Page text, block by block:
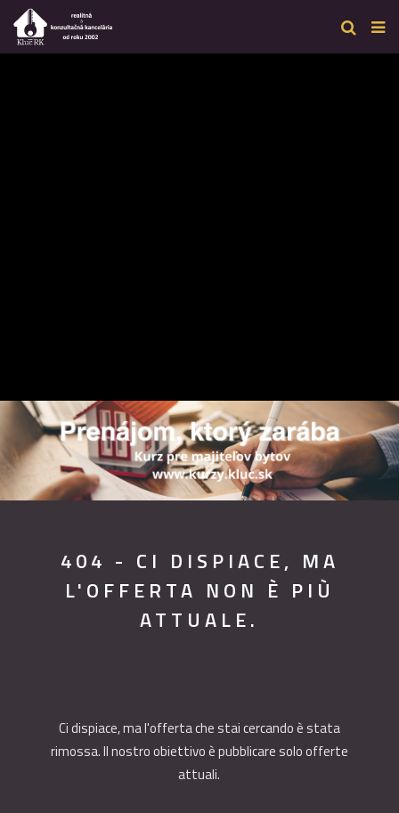
404 - CI DISPIACE, MA
L'OFFERTA NON È PIÙ
ATTUALE.
Ci dispiace, ma l'offerta che stai cercando è stata
rimossa. Il nostro obiettivo è pubblicare solo offerte
attuali.